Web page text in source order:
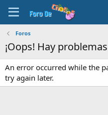
Foros
¡Oops! Hay
An error occurred while the
try again later.